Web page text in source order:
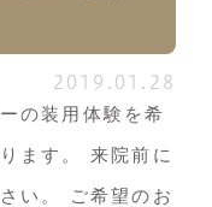
2019.01.28
の装用体験を希
ます。
来院前に
い。
ご希望のお